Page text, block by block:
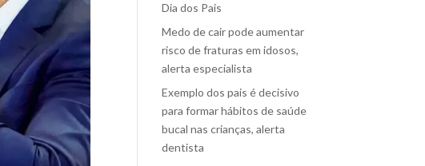
Dia dos Pais
Medo de cair pode aumentar
risco de fraturas em idosos,
alerta especialista
Exemplo dos pais é decisivo
para formar hábitos de saúde
bucal nas crianças, alerta
dentista